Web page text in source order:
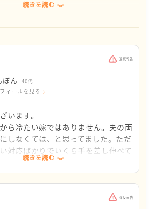
！拍手を送ります」と思っていま
らも、ぼんぼんさんはこのままの態
が良いかなと思います。
が来るのです。はっきりと説明して
もらう方が、後々お互いが楽に生活で
んにこの様な回答をするのは、なんだ
、ぼんぼんさんに愛があると感じるか
ご相談を読んで本当にそう思っていま
全く思いません。自信を持って進ん
続きを読む
違反報告
ぼん 40代
ィールを見る
います。
ら冷たい嫁ではありません。夫の両
しなくては、と思ってました。ただ
対応ばかりでいくら手を差し伸べて
口ばかりだと助ける気も起きなくな
続きを読む
違反報告